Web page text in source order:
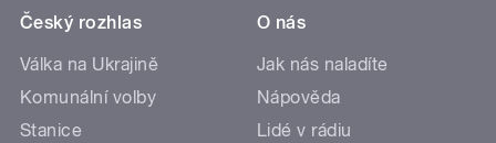
Český rozhlas
Válka na Ukrajině
Komunální volby
Stanice
O nás
Jak nás naladíte
Nápověda
Lidé v rádiu